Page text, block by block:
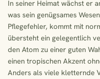
In seiner Heimat wächst er
was sein genügsames
Pflegefehler, kommt mit
übersteht ein gelegentlich
den Atom zu einer guten
einen tropischen Akzent
Anders als viele kletternde